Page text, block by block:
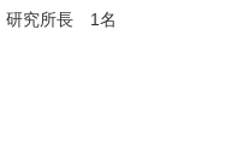
研究所長 1名